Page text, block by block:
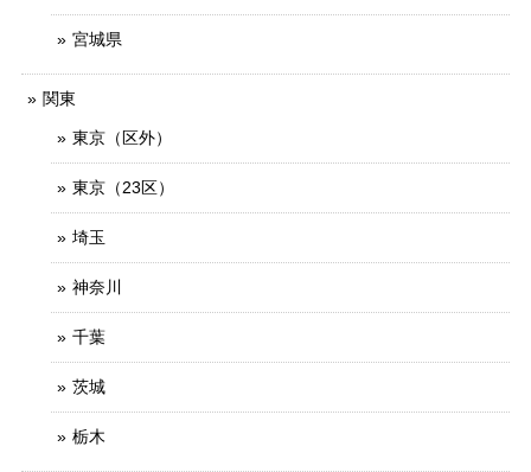
宮城県
関東
東京（区外）
東京（23区）
埼玉
神奈川
千葉
茨城
栃木